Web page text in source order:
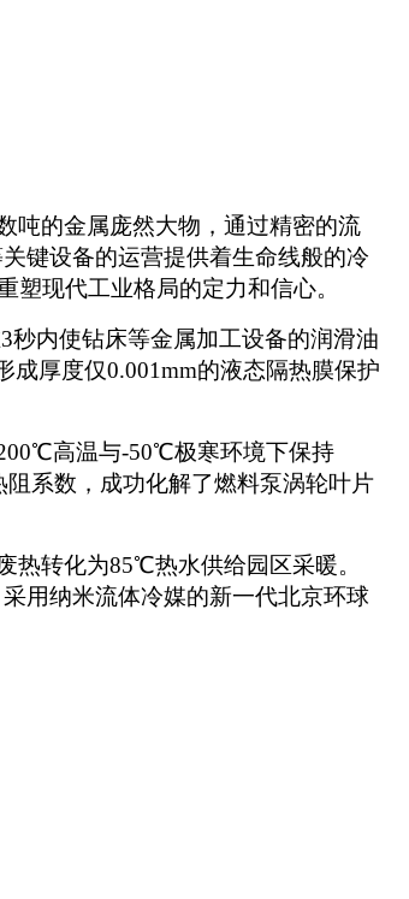
吨的金属庞然大物，通过精密的流
键设备的运营提供着生命线般的冷
塑现代工业格局的定力和信心。
秒内使钻床等金属加工设备的润滑油
厚度仅0.001mm的液态隔热膜保护
高温与-50℃极寒环境下保持
系数，成功化解了燃料泵涡轮叶片
热转化为85℃热水供给园区采暖。
用纳米流体冷媒的新一代北京环球